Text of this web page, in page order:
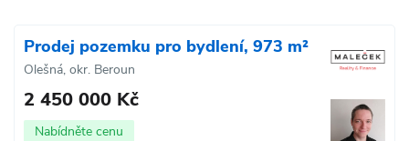
Prodej pozemku pro bydlení, 973 m²
Olešná, okr. Beroun
2 450 000 Kč
Nabídněte cenu